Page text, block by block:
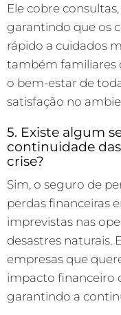
Ele cobre
garantindo que os
rápido a cuidados
também familiares
o bem-estar de
satisfação no
5. Existe algum
continuidade
crise?
Sim, o seguro de
perdas financeiras
imprevistas nas
desastres naturais.
empresas que
impacto financeiro
garantindo a